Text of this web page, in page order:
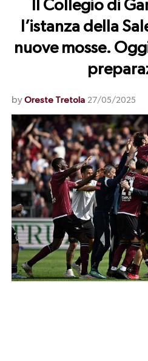
Il Collegio di
l’istanza della
nuove mosse.
by Oreste Tretola 27/05/2025